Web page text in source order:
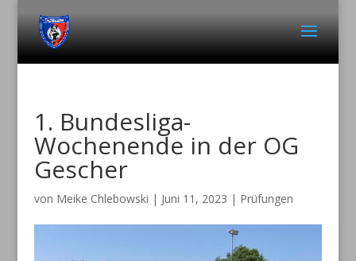
1. Bundesliga-
Wochenende in der OG
Gescher
von Meike Chlebowski | Juni 11, 2023 | Prüfungen